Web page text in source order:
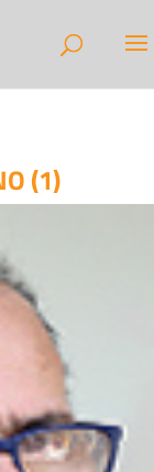
(1)